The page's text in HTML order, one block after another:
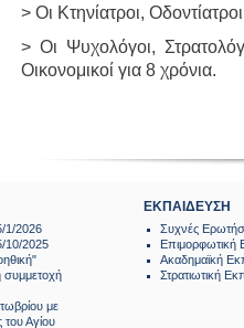
> Οι Κτηνίατροι,
> Οι Ψυχολόγοι,
Οικονομικοί για 8 χρόνια.
1/2026
10/2025
συμμετοχή
με
του Αγίου
ΕΚΠΑΙΔΕΥΣΗ
Συχνές
Επιμορφωτική
Ακαδημαϊκή
Στρατιωτική